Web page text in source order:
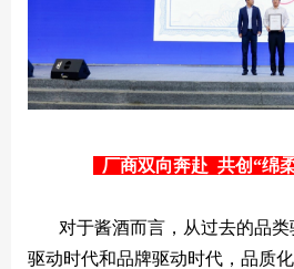
厂商双向奔赴 共创“绵
对于酱酒而言，从过去的品类
驱动时代和品牌驱动时代，品质